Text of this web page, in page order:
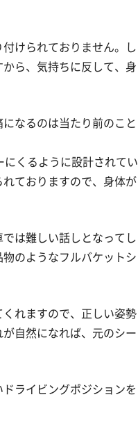
けられておりません。し
ら、気持ちに反して、身
なるのは当たり前のこと
くるように設計されてい
ておりますので、身体が
は難しい話しとなってし
のようなフルバケットシ
れますので、正しい姿勢
自然になれば、元のシー
ライビングポジションを